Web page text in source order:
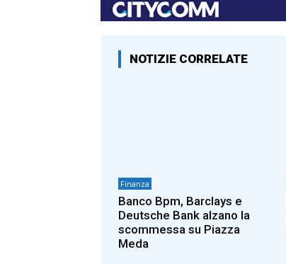
NOTIZIE CORRELATE
Finanza
Banco Bpm, Barclays e
Deutsche Bank alzano la
scommessa su Piazza
Meda